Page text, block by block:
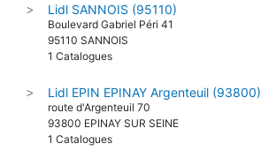
> Lidl SANNOIS (95110)
Boulevard Gabriel Péri 41
95110 SANNOIS
1 Catalogues
> Lidl EPIN EPINAY Argenteuil (93800)
route d'Argenteuil 70
93800 EPINAY SUR SEINE
1 Catalogues